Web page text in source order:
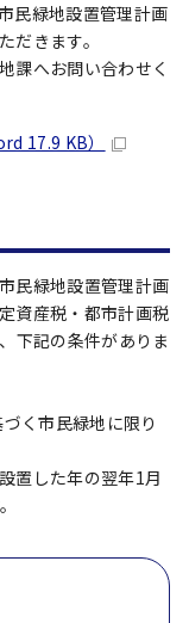
民緑地設置管理計画
だきます。
課へお問い合わせく
17.9 KB）
民緑地設置管理計画
資産税・都市計画税
下記の条件がありま
く市民緑地に限り
置した年の翌年1月